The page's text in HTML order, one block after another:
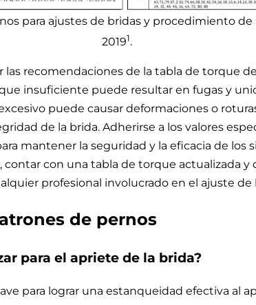
para ajustes de bridas y procedimiento de
20191.
las recomendaciones de la tabla de torque
insuficiente puede resultar en fugas y
puede causar deformaciones o
de la brida. Adherirse a los valores
mantener la seguridad y la eficacia de los
contar con una tabla de torque actualizada y
profesional involucrado en el ajuste de
de pernos
para el apriete de la brida?
para lograr una estanqueidad efectiva al